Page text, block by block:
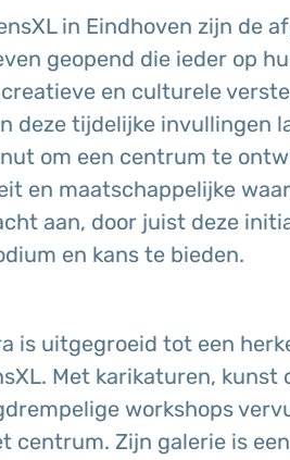
in Eindhoven zijn de
geopend die ieder op
en culturele
deze tijdelijke invullingen
om een centrum te
en maatschappelijke
aan, door juist deze
en kans te bieden.
is uitgegroeid tot een
Met karikaturen, kunst
workshops
centrum. Zijn galerie is